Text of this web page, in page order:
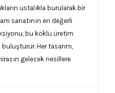
ustalıkla burularak bir
sanatının en değerli
bu köklü üretim
Her tasarım,
gelecek nesillere